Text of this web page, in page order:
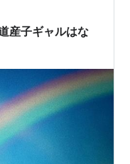
産子ギャルはな